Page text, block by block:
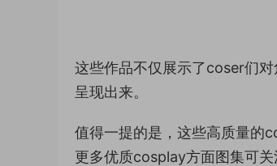
这些作品不仅展示了coser们
呈现出来。
值得一提的是，这些高质量的
更多优质cosplay方面图集可关